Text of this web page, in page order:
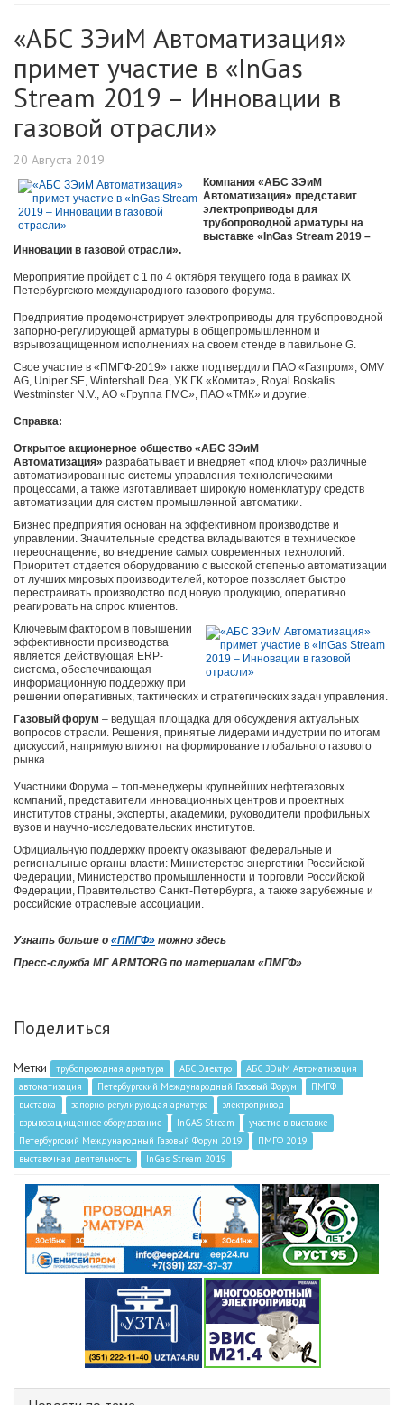
«АБС ЗЭиМ Автоматизация»
примет участие в «InGas
Stream 2019 – Инновации в
газовой отрасли»
20 Августа 2019
Компания «АБС ЗЭиМ
Автоматизация» представит
электроприводы для
трубопроводной арматуры на
выставке «InGas Stream 2019 –
Инновации в газовой отрасли».
Мероприятие пройдет с 1 по 4 октября текущего года в рамках IX
Петербургского международного газового форума.
Предприятие продемонстрирует электроприводы для трубопроводной
запорно-регулирующей арматуры в общепромышленном и
взрывозащищенном исполнениях на своем стенде в павильоне G.
Свое участие в «ПМГФ-2019» также подтвердили ПАО «Газпром», OMV
AG, Uniper SE, Wintershall Dea, УК ГК «Комита», Royal Boskalis
Westminster N.V., АО «Группа ГМС», ПАО «ТМК» и другие.
Справка:
Открытое акционерное общество «АБС ЗЭиМ
Автоматизация» разрабатывает и внедряет «под ключ» различные
автоматизированные системы управления технологическими
процессами, а также изготавливает широкую номенклатуру средств
автоматизации для систем промышленной автоматики.
Бизнес предприятия основан на эффективном производстве и
управлении. Значительные средства вкладываются в техническое
переоснащение, во внедрение самых современных технологий.
Приоритет отдается оборудованию с высокой степенью автоматизации
от лучших мировых производителей, которое позволяет быстро
перестраивать производство под новую продукцию, оперативно
реагировать на спрос клиентов.
Ключевым фактором в повышении
эффективности производства
является действующая ERP-
система, обеспечивающая
информационную поддержку при
решении оперативных, тактических и стратегических задач управления.
Газовый форум – ведущая площадка для обсуждения актуальных
вопросов отрасли. Решения, принятые лидерами индустрии по итогам
дискуссий, напрямую влияют на формирование глобального газового
рынка.
Участники Форума – топ-менеджеры крупнейших нефтегазовых
компаний, представители инновационных центров и проектных
институтов страны, эксперты, академики, руководители профильных
вузов и научно-исследовательских институтов.
Официальную поддержку проекту оказывают федеральные и
региональные органы власти: Министерство энергетики Российской
Федерации, Министерство промышленности и торговли Российской
Федерации, Правительство Санкт-Петербурга, а также зарубежные и
российские отраслевые ассоциации.
Узнать больше о «ПМГФ» можно здесь
Пресс-служба МГ ARMTORG по материалам «ПМГФ»
Поделиться
Метки трубопроводная арматура АБС Электро
АБС ЗЭиМ Автоматизация
автоматизация
Петербургский Международный Газовый Форум
ПМГФ
выставка
запорно-регулирующая арматура
электропривод
взрывозащищенное оборудование
InGAS Stream
участие в выставке
Петербургский Международный Газовый Форум 2019
ПМГФ 2019
выставочная деятельность
InGas Stream 2019